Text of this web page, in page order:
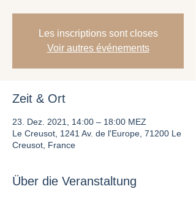
Les inscriptions sont closes
Voir autres événements
Zeit & Ort
23. Dez. 2021, 14:00 – 18:00 MEZ
Le Creusot, 1241 Av. de l'Europe, 71200 Le
Creusot, France
Über die Veranstaltung